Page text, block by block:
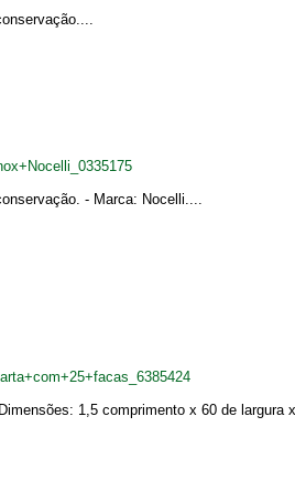
- Marca: Nocelli....
1,5 comprimento x 60 de largura